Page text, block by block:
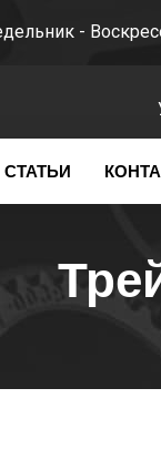
-
СТАТЬИ